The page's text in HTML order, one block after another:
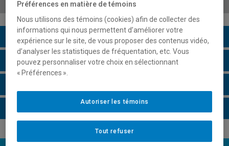
Description du cours
Horaire - Été 2026
Préférences en matière de témoins
Nous utilisons des témoins (cookies) afin de collecter des
informations qui nous permettent d’améliorer votre
expérience sur le site, de vous proposer des contenus vidéo,
d’analyser les statistiques de fréquentation, etc. Vous
pouvez personnaliser votre choix en sélectionnant
« Préférences ».
Tout refuser
Autoriser les témoins